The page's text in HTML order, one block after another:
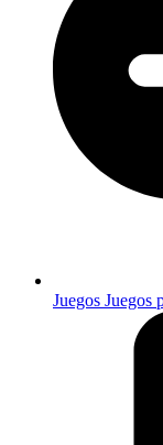
Juegos Juegos